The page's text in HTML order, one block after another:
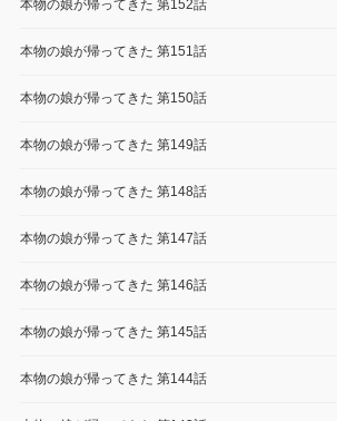
本物の娘が帰ってきた 第152話
本物の娘が帰ってきた 第151話
本物の娘が帰ってきた 第150話
本物の娘が帰ってきた 第149話
本物の娘が帰ってきた 第148話
本物の娘が帰ってきた 第147話
本物の娘が帰ってきた 第146話
本物の娘が帰ってきた 第145話
本物の娘が帰ってきた 第144話